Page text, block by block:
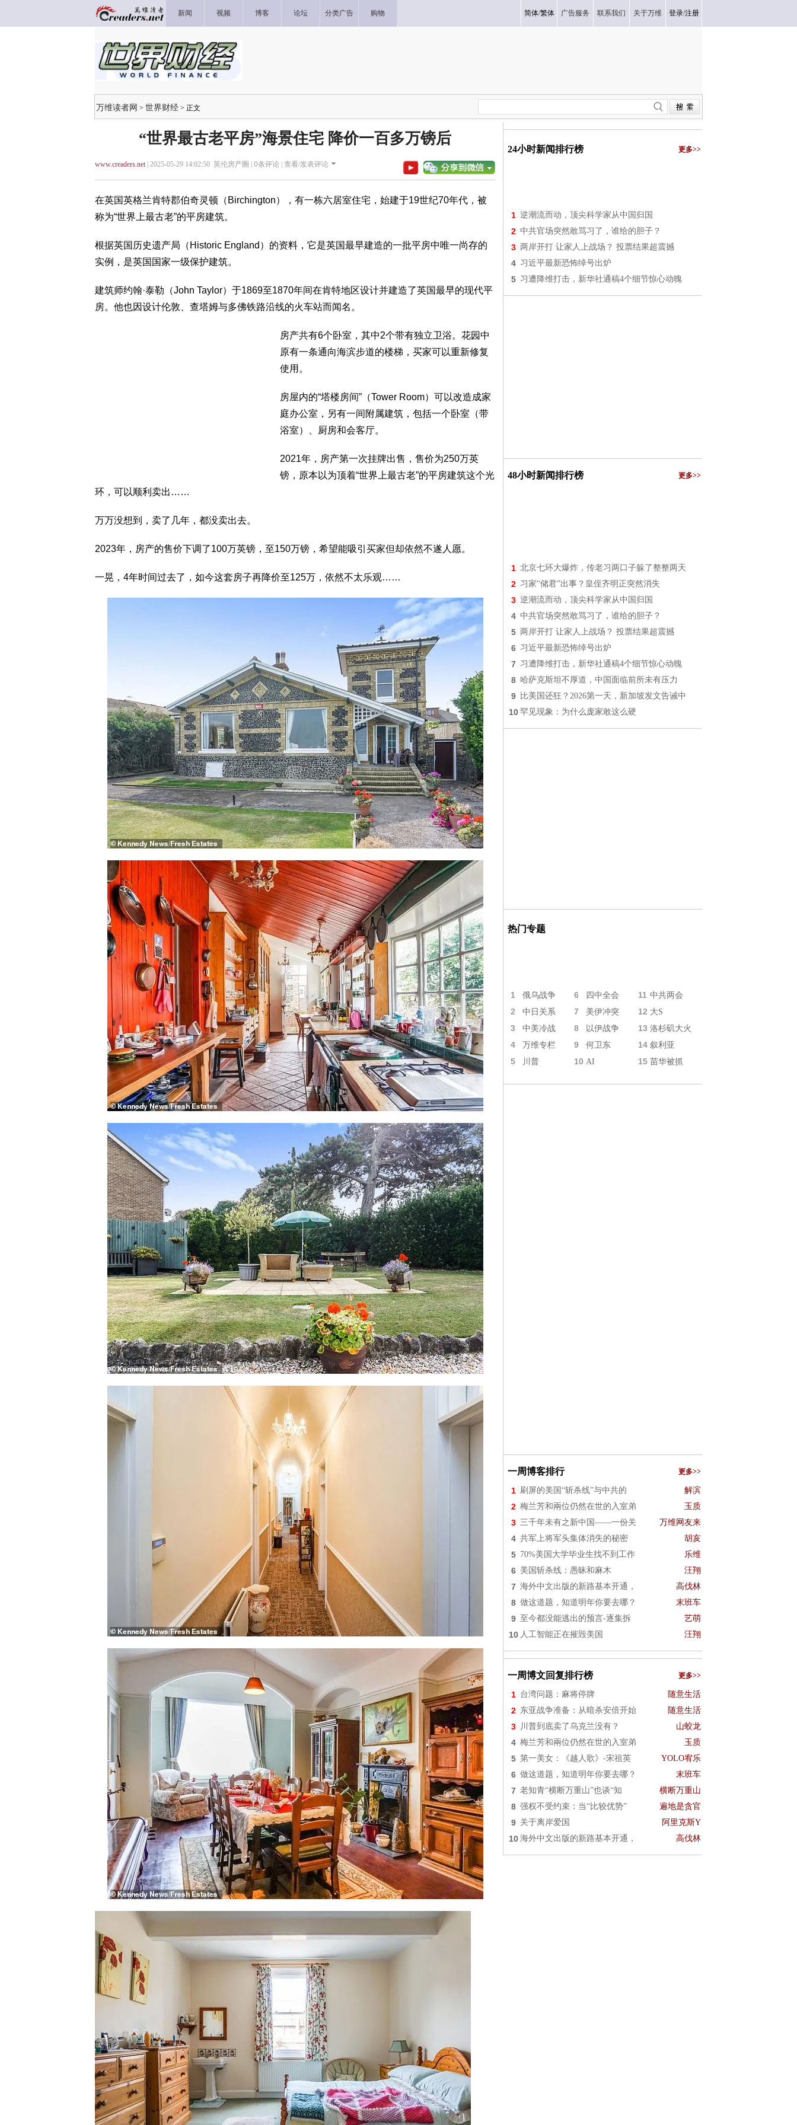
新闻 视频 博客 论坛 分类广告 购物 简体/繁体 广告服务 联系我们 关于万维 登录/注册
万维读者网 > 世界财经 > 正文
“世界最古老平房”海景住宅 降价一百多万镑后
www.creaders.net| 2025-05-29 14:02:50 英伦房产圈 | 0条评论 | 查看/发表评论
在英国英格兰肯特郡伯奇灵顿（Birchington），有一栋六居室住宅，始建于19世纪70年代，被
称为“世界上最古老”的平房建筑。
根据英国历史遗产局（Historic England）的资料，它是英国最早建造的一批平房中唯一尚存的
实例，是英国国家一级保护建筑。
建筑师约翰·泰勒（John Taylor）于1869至1870年间在肯特地区设计并建造了英国最早的现代平
房。他也因设计伦敦、查塔姆与多佛铁路沿线的火车站而闻名。
房产共有6个卧室，其中2个带有独立卫浴。花园中
原有一条通向海滨步道的楼梯，买家可以重新修复
使用。
房屋内的“塔楼房间”（Tower Room）可以改造成家
庭办公室，另有一间附属建筑，包括一个卧室（带
浴室）、厨房和会客厅。
2021年，房产第一次挂牌出售，售价为250万英
镑，原本以为顶着“世界上最古老”的平房建筑这个光
环，可以顺利卖出……
万万没想到，卖了几年，都没卖出去。
2023年，房产的售价下调了100万英镑，至150万镑，希望能吸引买家但却依然不遂人愿。
一晃，4年时间过去了，如今这套房子再降价至125万，依然不太乐观……
24小时新闻排行榜 更多>>
1 逆潮流而动，顶尖科学家从中国归国
2 中共官场突然敢骂习了，谁给的胆子？
3 两岸开打 让家人上战场？ 投票结果超震撼
4 习近平最新恐怖绰号出炉
5 习遭降维打击，新华社通稿4个细节惊心动魄
48小时新闻排行榜 更多>>
1 北京七环大爆炸，传老习两口子躲了整整两天
2 习家“储君”出事？皇侄齐明正突然消失
3 逆潮流而动，顶尖科学家从中国归国
4 中共官场突然敢骂习了，谁给的胆子？
5 两岸开打 让家人上战场？ 投票结果超震撼
6 习近平最新恐怖绰号出炉
7 习遭降维打击，新华社通稿4个细节惊心动魄
8 哈萨克斯坦不厚道，中国面临前所未有压力
9 比美国还狂？2026第一天，新加坡发文告诫中
10 罕见现象：为什么庞家敢这么硬
热门专题
1 俄乌战争 6 四中全会 11 中共两会
2 中日关系 7 美伊冲突 12 大S
3 中美冷战 8 以伊战争 13 洛杉矶大火
4 万维专栏 9 何卫东 14 叙利亚
5 川普 10 AI 15 苗华被抓
一周博客排行 更多>>
1 刷屏的美国“斩杀线”与中共的 解滨
2 梅兰芳和兩位仍然在世的入室弟 玉质
3 三千年未有之新中国——一份关 万维网友来
4 共军上将军头集体消失的秘密 胡亥
5 70%美国大学毕业生找不到工作 乐维
6 美国斩杀线：愚昧和麻木 汪翔
7 海外中文出版的新路基本开通， 高伐林
8 做这道题，知道明年你要去哪？ 末班车
9 至今都没能逃出的预言-逐集拆 艺萌
10 人工智能正在摧毁美国 汪翔
一周博文回复排行榜 更多>>
1 台湾问题：麻将停牌 随意生活
2 东亚战争准备：从暗杀安倍开始 随意生活
3 川普到底卖了乌克兰没有？ 山蛟龙
4 梅兰芳和兩位仍然在世的入室弟 玉质
5 第一美女：《越人歌》-宋祖英 YOLO宥乐
6 做这道题，知道明年你要去哪？ 末班车
7 老知青“横断万重山”也谈“知 横断万重山
8 强权不受约束：当“比较优势” 遍地是贪官
9 关于离岸爱国 阿里克斯Y
10 海外中文出版的新路基本开通， 高伐林